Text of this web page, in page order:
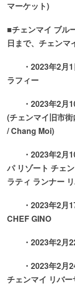
マーケット)
■チェンマイ ブル
日まで、 チェンマ
・2023年2月1
ラフィー
・2023年2
(チェンマイ旧市
/ Chang Moi)
・ 2023年2月
パ リゾート チェ
ラティ ランナー
・ 2023年2月
CHEF GINO
・2023年2月
・2023年2月
チェンマイ リバー